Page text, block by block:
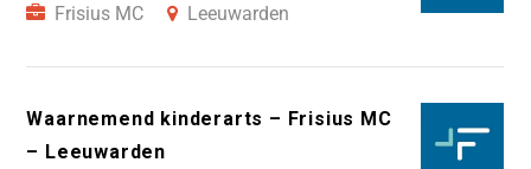
Frisius MC
Leeuwarden
Waarnemend kinderarts – Frisius MC
– Leeuwarden